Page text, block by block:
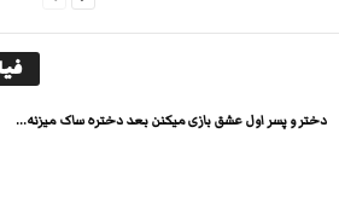
دختر و پسر اول عشق بازی میکنن بعد دختره ساک میزنه...